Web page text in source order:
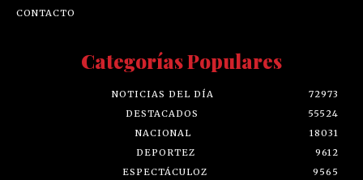
CONTACTO
Categorías Populares
NOTICIAS DEL DÍA
72973
DESTACADOS
55524
NACIONAL
18031
DEPORTEZ
9612
ESPECTÁCULOZ
9565